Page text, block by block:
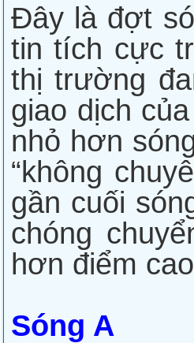
Đây là đợt
tin tích cực
thị trường
giao dịch
nhỏ hơn
“không
gần cuối
chóng
hơn điểm
Sóng A